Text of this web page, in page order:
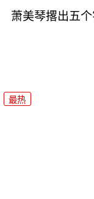
萧美琴撂出五
最热